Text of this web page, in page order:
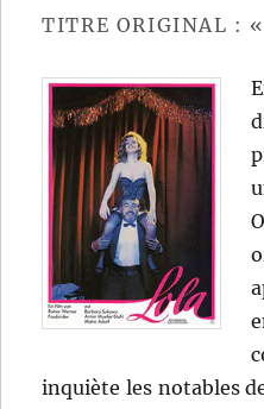
TITRE ORIGINAL :
inquiète les notables